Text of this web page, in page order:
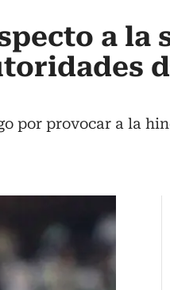
a la
por provocar a la